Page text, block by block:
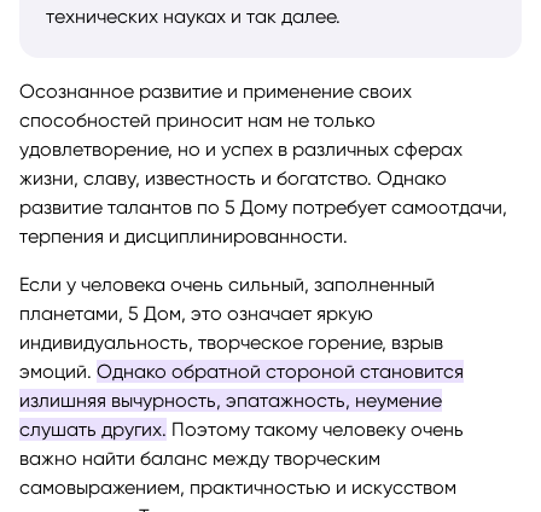
технических науках и так далее.
Осознанное развитие и применение своих
способностей приносит нам не только
удовлетворение, но и успех в различных сферах
жизни, славу, известность и богатство. Однако
развитие талантов по 5 Дому потребует самоотдачи,
терпения и дисциплинированности.
Если у человека очень сильный, заполненный
планетами, 5 Дом, это означает яркую
индивидуальность, творческое горение, взрыв
эмоций. Однако обратной стороной становится
излишняя вычурность, эпатажность, неумение
слушать других. Поэтому такому человеку очень
важно найти баланс между творческим
самовыражением, практичностью и искусством